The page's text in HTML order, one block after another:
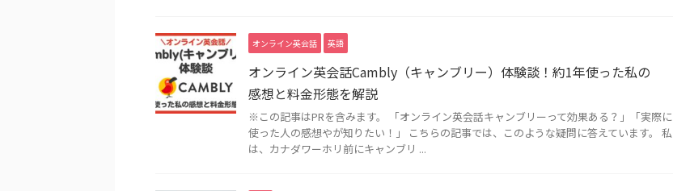
オンライン英会話 英語
オンライン英会話Cambly（キャンブリー）体験談！約1年使った私の
感想と料金形態を解説
※この記事はPRを含みます。 「オンライン英会話キャンブリーって効果ある？」「実際に
使った人の感想やが知りたい！」 こちらの記事では、このような疑問に答えています。 私
は、カナダワーホリ前にキャンブリ ...